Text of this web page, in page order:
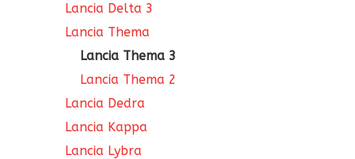
Lancia Delta 3
Lancia Thema
Lancia Thema 3
Lancia Thema 2
Lancia Dedra
Lancia Kappa
Lancia Lybra